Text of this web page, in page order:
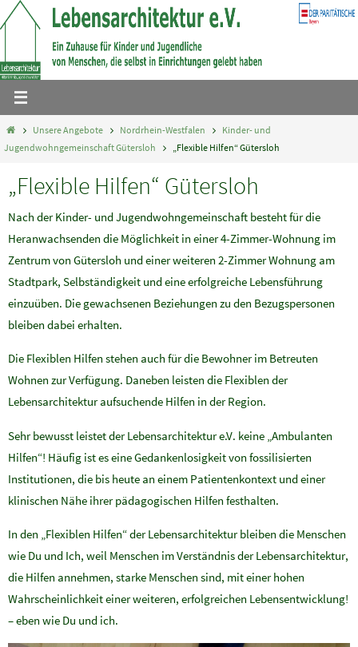
Zum
Inhalt
HomeUnsere Angebote Nordrhein-Westfalen
Kinder- und
Jugendwohngemeinschaft Gütersloh
„Flexible Hilfen“ Gütersloh
„Flexible Hilfen“ Gütersloh
Nach der Kinder- und Jugendwohngemeinschaft besteht für die
Heranwachsenden die Möglichkeit in einer 4-Zimmer-Wohnung im
Zentrum von Gütersloh und einer weiteren 2-Zimmer Wohnung am
Stadtpark, Selbständigkeit und eine erfolgreiche Lebensführung
einzuüben. Die gewachsenen Beziehungen zu den Bezugspersonen
bleiben dabei erhalten.
Die Flexiblen Hilfen stehen auch für die Bewohner im Betreuten
Wohnen zur Verfügung. Daneben leisten die Flexiblen der
Lebensarchitektur aufsuchende Hilfen in der Region.
Sehr bewusst leistet der Lebensarchitektur e.V. keine „Ambulanten
Hilfen“! Häufig ist es eine Gedankenlosigkeit von fossilisierten
Institutionen, die bis heute an einem Patientenkontext und einer
klinischen Nähe ihrer pädagogischen Hilfen festhalten.
In den „Flexiblen Hilfen“ der Lebensarchitektur bleiben die Menschen
wie Du und Ich, weil Menschen im Verständnis der Lebensarchitektur,
die Hilfen annehmen, starke Menschen sind, mit einer hohen
Wahrscheinlichkeit einer weiteren, erfolgreichen Lebensentwicklung!
– eben wie Du und ich.